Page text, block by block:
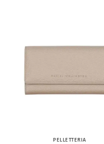
PELLETTERIA